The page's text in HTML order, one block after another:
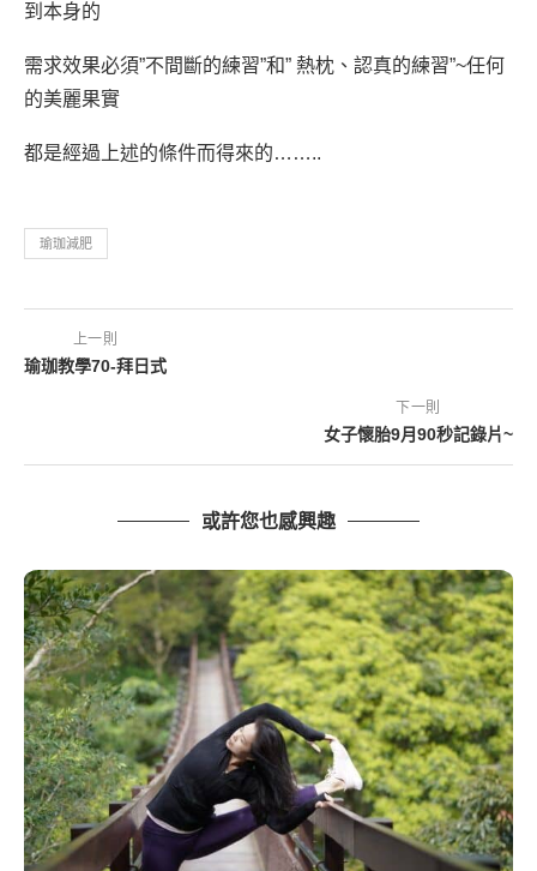
到本身的
需求效果必須”不間斷的練習”和” 熱枕、認真的練習”~任何
的美麗果實
都是經過上述的條件而得來的……..
瑜珈減肥
上一則
瑜珈教學70-拜日式
下一則
女子懷胎9月90秒記錄片~
或許您也感興趣